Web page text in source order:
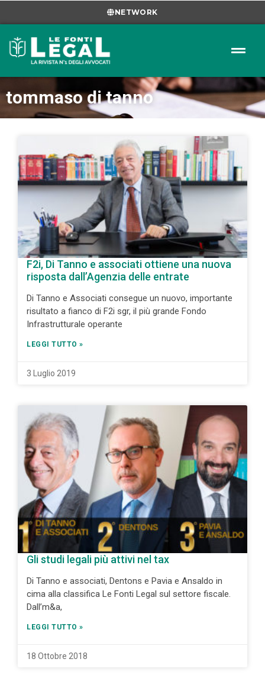
NETWORK
tommaso di tanno
F2i, Di Tanno e associati ottiene una nuova
risposta dall’Agenzia delle entrate
Di Tanno e Associati consegue un nuovo, importante
risultato a fianco di F2i sgr, il più grande Fondo
Infrastrutturale operante
LEGGI TUTTO »
3 Luglio 2019
Gli studi legali più attivi nel tax
Di Tanno e associati, Dentons e Pavia e Ansaldo in
cima alla classifica Le Fonti Legal sul settore fiscale.
Dall’m&a,
LEGGI TUTTO »
18 Ottobre 2018